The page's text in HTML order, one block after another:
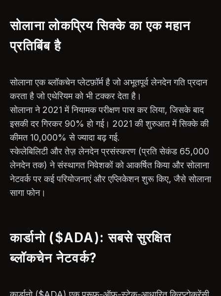
सोलाना लोकप्रिय सिक्के का एक महान
प्रतिबिंब है
सोलाना एक ब्लॉकचेन प्लेटफ़ॉर्म है जो अभूतपूर्व लेनदेन गति प्रदान
करता है जो एथेरियम को भी टक्कर देता है।
सोलाना ने 2021 में नियामक परीक्षण पास कर लिया, जिसके बाद
इसकी दर गिरकर 90% हो गई। 2021 की शुरुआत में सिक्के की
कीमत 10,000% से ज्यादा बढ़ गई.
स्केलेबिलिटी और तेज़ लेनदेन प्रसंस्करण (प्रति सेकंड 65,000
लेनदेन तक) ने संस्थागत निवेशकों को आकर्षित किया और सोलाना
नेटवर्क पर कई परियोजनाएं और एप्लिकेशन शुरू किए, जैसे सोलाना
सागा फोन।
कार्डानो ($ADA): सबसे सुरक्षित
ब्लॉकचेन नेटवर्क?